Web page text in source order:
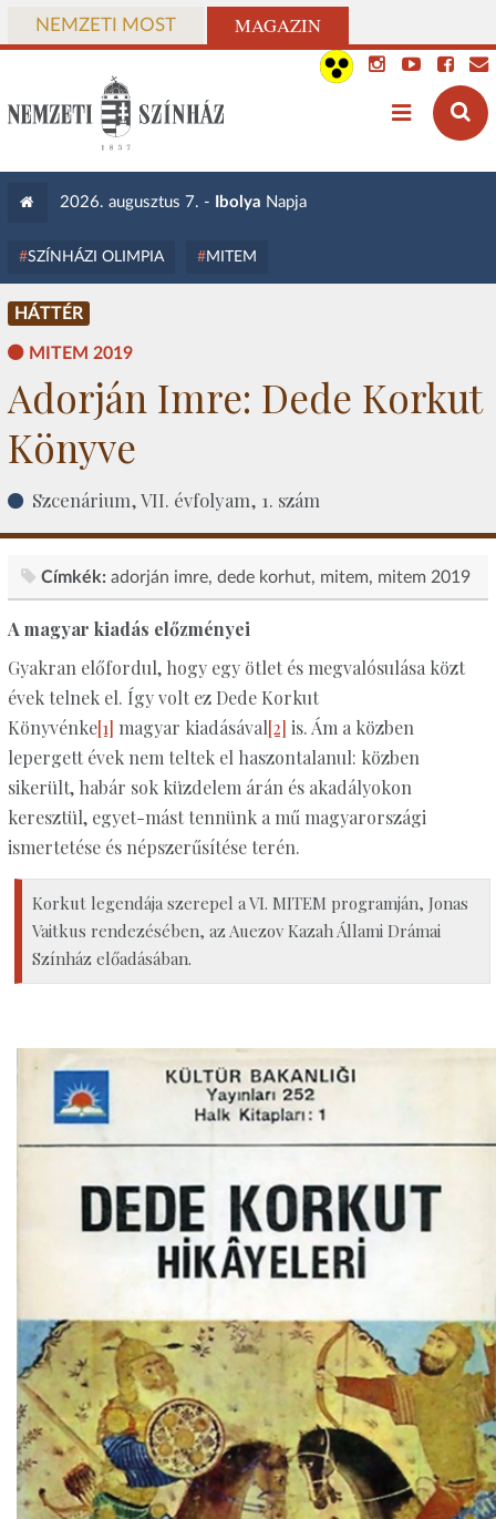
NEMZETI MOST MAGAZIN
2026. augusztus 7. - Ibolya Napja
SZÍNHÁZI OLIMPIA MITEM
HÁTTÉR
MITEM 2019
Adorján Imre: Dede Korkut
Könyve
Szcenárium, VII. évfolyam, 1. szám
Címkék: adorján imre dede korhut mitem mitem 2019
A magyar kiadás előzményei
Gyakran előfordul, hogy egy ötlet és megvalósulása közt
évek telnek el. Így volt ez Dede Korkut
Könyvénke[1] magyar kiadásával[2] is. Ám a közben
lepergett évek nem teltek el haszontalanul: közben
sikerült, habár sok küzdelem árán és akadályokon
keresztül, egyet-mást tennünk a mű magyarországi
ismertetése és népszerűsítése terén.
Korkut legendája szerepel a VI. MITEM programján, Jonas
Vaitkus rendezésében, az Auezov Kazah Állami Drámai
Színház előadásában.